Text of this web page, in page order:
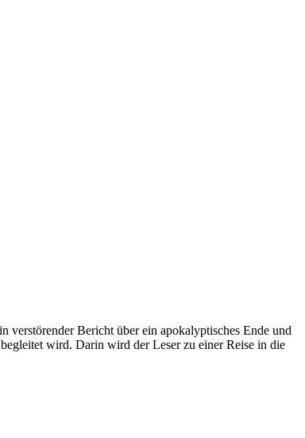
Bericht über ein apokalyptisches Ende und
wird. Darin wird der Leser zu einer Reise in die